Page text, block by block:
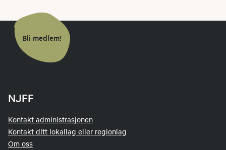
Bli medlem!
NJFF
Kontakt administrasjonen
Kontakt ditt lokallag eller regionlag
Om oss